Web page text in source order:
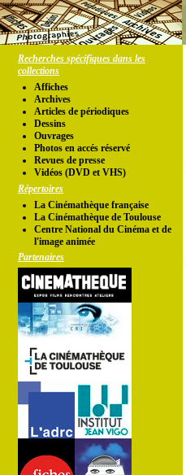
Recherches spécifiques dans les
collections
Affiches
Archives
Articles de périodiques
Dessins
Ouvrages
Photos en accés réservé
Revues de presse
Vidéos (DVD et VHS)
Répertoires
La Cinémathèque française
La Cinémathèque de Toulouse
Centre National du Cinéma et de
l'image animée
Partenaires